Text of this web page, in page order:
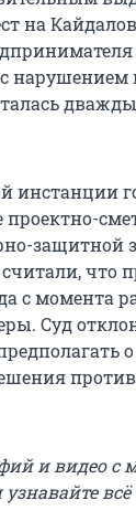
на
дважды
инстанции
проектно-
что
с момента
Суд
и видео с